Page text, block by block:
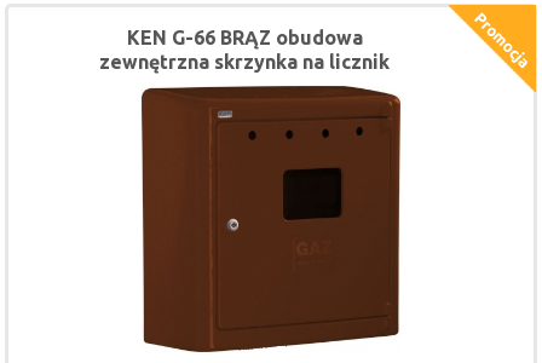
KEN G-66 BRĄZ obudowa
zewnętrzna skrzynka na licznik
gazomierz 60x60